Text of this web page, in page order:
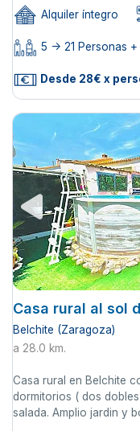
Alquiler íntegro
5 -> 21 Personas +
Desde 28€ x
Casa rural al sol
Belchite (Zaragoza)
a 28.0 km.
Casa rural en Belchite
dormitorios ( dos
salada. Amplio jardin y